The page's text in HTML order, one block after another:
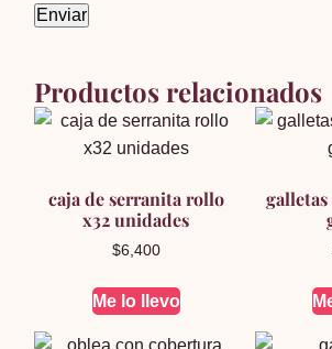
Productos relacionados
caja de serranita rollo
x32 unidades
$6,400
Me lo llevo